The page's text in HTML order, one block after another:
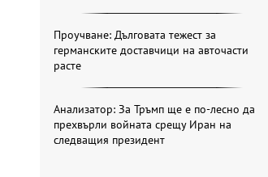
Проучване: Дълговата тежест за
германските доставчици на авточасти
расте
Анализатор: За Тръмп ще е по-лесно да
прехвърли войната срещу Иран на
следващия президент